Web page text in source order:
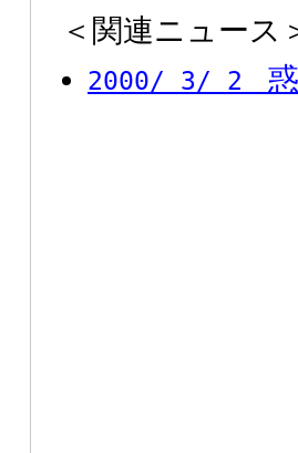
＜関連ニュース
2000/ 3/ 2